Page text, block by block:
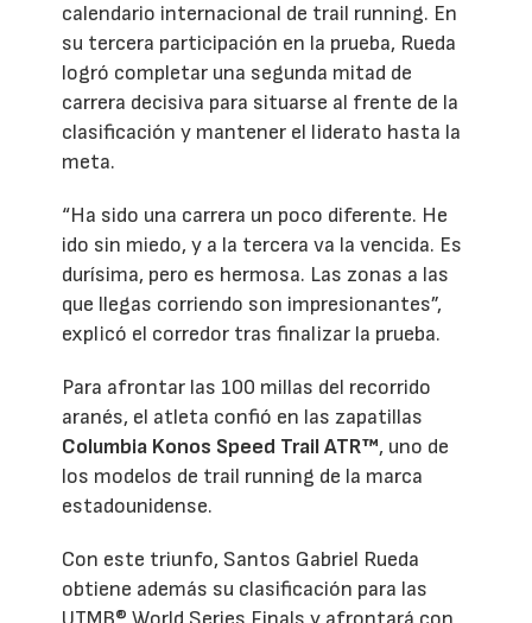
calendario internacional de trail running. En
su tercera participación en la prueba, Rueda
logró completar una segunda mitad de
carrera decisiva para situarse al frente de la
clasificación y mantener el liderato hasta la
meta.
“Ha sido una carrera un poco diferente. He
ido sin miedo, y a la tercera va la vencida. Es
durísima, pero es hermosa. Las zonas a las
que llegas corriendo son impresionantes”,
explicó el corredor tras finalizar la prueba.
Para afrontar las 100 millas del recorrido
aranés, el atleta confió en las zapatillas
Columbia Konos Speed Trail ATR™, uno de
los modelos de trail running de la marca
estadounidense.
Con este triunfo, Santos Gabriel Rueda
obtiene además su clasificación para las